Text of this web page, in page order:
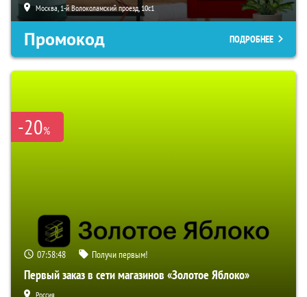
Москва, 1-й Волоколамский проезд, 10с1
Промокод ПОДРОБНЕЕ
-20%
07:58:47 Получи первым!
Первый заказ в сети магазинов «Золотое Яблоко»
Россия